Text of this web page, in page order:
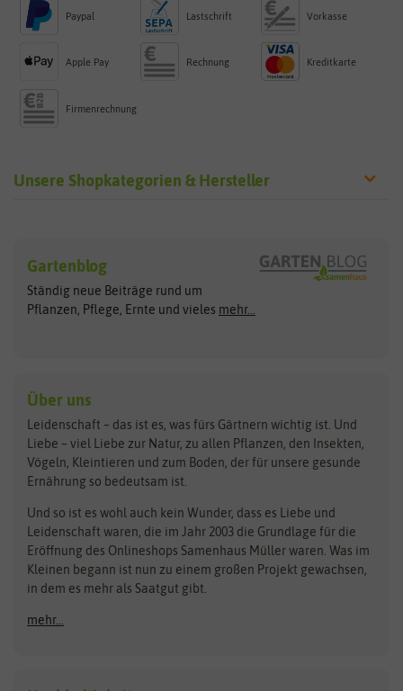
Paypal Lastschrift Vorkasse
Apple Pay Rechnung Kreditkarte
Firmenrechnung
Unsere Shopkategorien & Hersteller
Exotische Samen
Gemüsesamen
Gründünger
Kräutersamen
Obstsamen
Pilzbrut
Rasensamen
Steckzwiebeln
Zimmer & Kübelpflanzen
Kataloge
Schnäppchen
Anzucht & Gartenzubehör
Anzuchtschalen
Arche Noah
ASB Greenworld
Benary
Bingenheimer Saatgut
Bionana
BIOWOL
Blumicorn
Bûten Birds
Clever Pots
COMPO
Dürr-Samen
Feldsaaten Freudenberger
Fertil
Flora Elite
Gartenblog
Ständig neue Beiträge rund um
Pflanzen, Pflege, Ernte und vieles mehr...
Über uns
Leidenschaft – das ist es, was fürs Gärtnern wichtig ist. Und
Liebe – viel Liebe zur Natur, zu allen Pflanzen, den Insekten,
Vögeln, Kleintieren und zum Boden, der für unsere gesunde
Ernährung so bedeutsam ist.
Und so ist es wohl auch kein Wunder, dass es Liebe und
Leidenschaft waren, die im Jahr 2003 die Grundlage für die
Eröffnung des Onlineshops Samenhaus Müller waren. Was im
Kleinen begann ist nun zu einem großen Projekt gewachsen,
in dem es mehr als Saatgut gibt.
mehr...